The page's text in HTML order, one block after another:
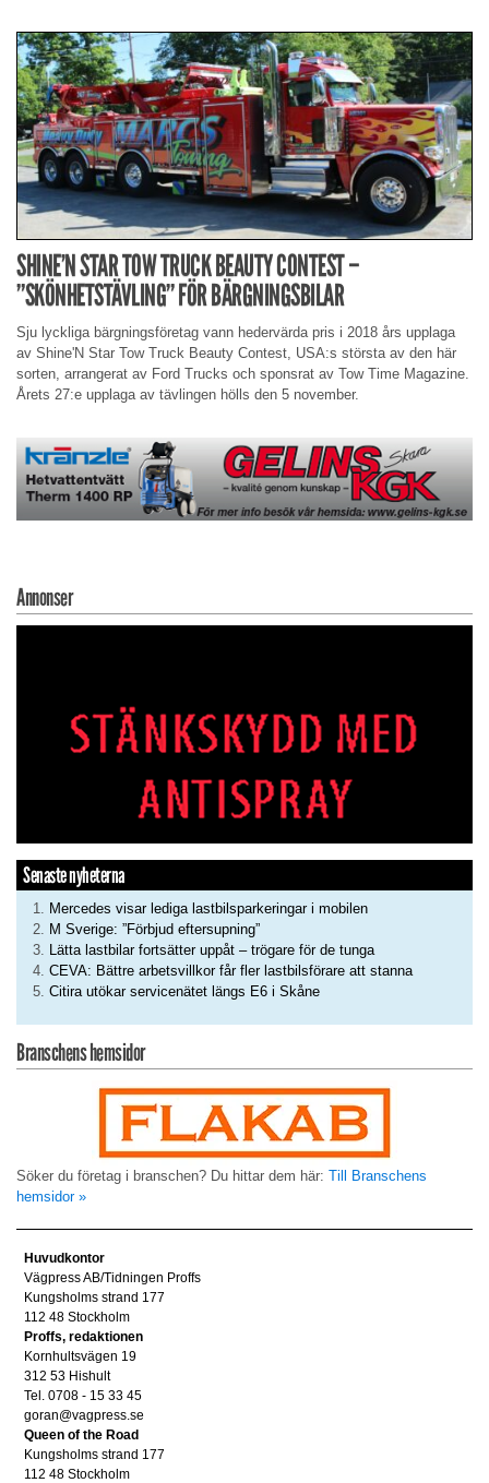
SHINE’N STAR TOW TRUCK BEAUTY CONTEST –
”SKÖNHETSTÄVLING” FÖR BÄRGNINGSBILAR
Sju lyckliga bärgningsföretag vann hedervärda pris i 2018 års upplaga
av Shine'N Star Tow Truck Beauty Contest, USA:s största av den här
sorten, arrangerat av Ford Trucks och sponsrat av Tow Time Magazine.
Årets 27:e upplaga av tävlingen hölls den 5 november.
Annonser
Senaste nyheterna
Mercedes visar lediga lastbilsparkeringar i mobilen
M Sverige: ”Förbjud eftersupning”
Lätta lastbilar fortsätter uppåt – trögare för de tunga
CEVA: Bättre arbetsvillkor får fler lastbilsförare att stanna
Citira utökar servicenätet längs E6 i Skåne
Branschens hemsidor
Söker du företag i branschen? Du hittar dem här: Till Branschens
hemsidor »
Huvudkontor
Vägpress AB/Tidningen Proffs
Kungsholms strand 177
112 48 Stockholm
Proffs, redaktionen
Kornhultsvägen 19
312 53 Hishult
Tel. 0708 - 15 33 45
goran@vagpress.se
Queen of the Road
Kungsholms strand 177
112 48 Stockholm